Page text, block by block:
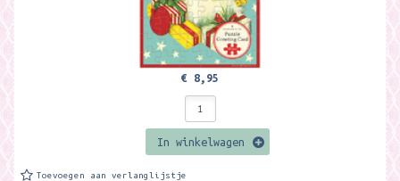
€ 8,95
In winkelwagen
Toevoegen aan verlanglijstje